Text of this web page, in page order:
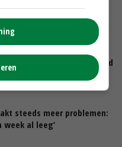
Huizinga: ‘Bezoek van
zelf groente plukken’
Frijns doet het verrassend
steeds meer problemen:
week al leeg’